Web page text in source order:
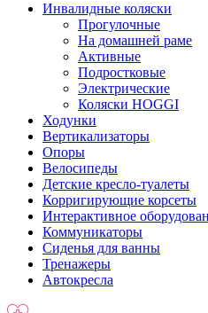
Инвалидные коляски
Прогулочные
На домашней раме
Активные
Подростковые
Электрические
Коляски HOGGI
Ходунки
Вертикализаторы
Опоры
Велосипеды
Детские кресло-туалеты
Корригирующие корсеты
Интерактивное
Коммуникаторы
Сиденья для ванны
Тренажеры
Автокресла